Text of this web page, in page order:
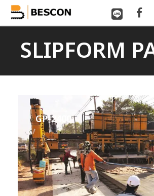
SLIPFORM
GP-2400